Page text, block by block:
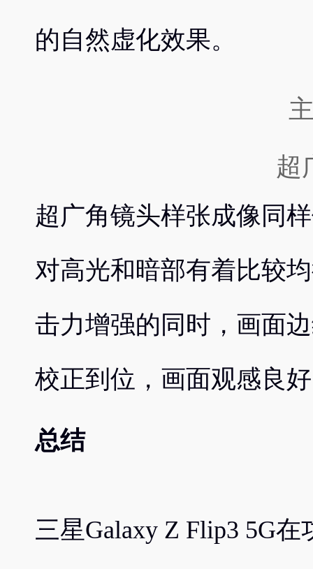
的自然虚化效果。
超
超广角镜头样张成像同
对高光和暗部有着比较
击力增强的同时，画面
校正到位，画面观感良
总结
三星Galaxy Z Flip3 5G